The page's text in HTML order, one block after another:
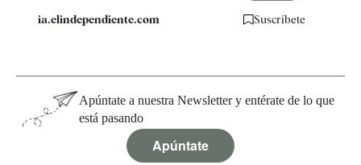
ia.elindependiente.com Suscríbete
Apúntate a nuestra Newsletter y entérate de lo que
está pasando
Apúntate